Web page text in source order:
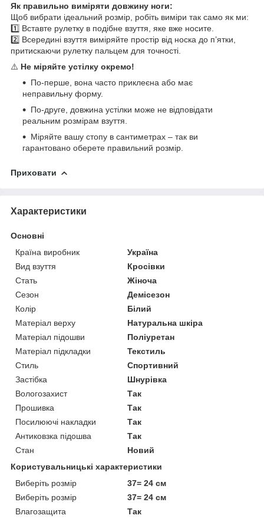
Як правильно виміряти довжину ноги:
Щоб вибрати ідеальний розмір, робіть виміри так само як ми:
1️⃣ Вставте рулетку в подібне взуття, яке вже носите.
2️⃣ Всередині взуття виміряйте простір від носка до п’ятки,
притискаючи рулетку пальцем для точності.
⚠️ Не міряйте устілку окремо!
По-перше, вона часто приклеєна або має
неправильну форму.
По-друге, довжина устілки може не відповідати
реальним розмірам взуття.
Міряйте вашу стопу в сантиметрах – так ви
гарантовано оберете правильний розмір.
Приховати
Характеристики
Основні
Країна виробник
Україна
Вид взуття
Кросівки
Стать
Жіноча
Сезон
Демісезон
Колір
Білий
Матеріал верху
Натуральна шкіра
Матеріал підошви
Поліуретан
Матеріал підкладки
Текстиль
Стиль
Спортивний
Застібка
Шнурівка
Вологозахист
Так
Прошивка
Так
Посилюючі накладки
Так
Антиковзка підошва
Так
Стан
Новий
Користувальницькі характеристики
Виберіть розмір
37= 24 см
Виберіть розмір
37= 24 см
Влагозащита
Так